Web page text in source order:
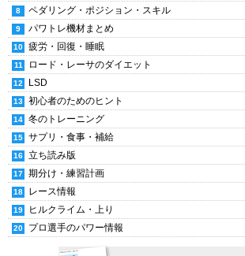
ペダリング・ポジション・スキル
パワトレ機材まとめ
疲労・回復・睡眠
ロード・レーサのダイエット
LSD
初心者のためのヒント
冬のトレーニング
サプリ・食事・補給
立ち読み版
期分け・練習計画
レース情報
ヒルクライム・上り
プロ選手のパワー情報